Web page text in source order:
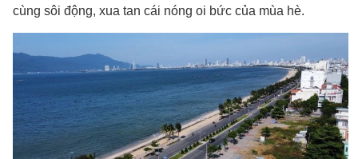
cùng sôi động, xua tan cái nóng oi bức của mùa hè.